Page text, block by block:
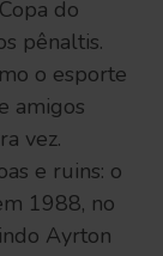
do
pênaltis.
o esporte
amigos
vez.
e ruins: o
1988, no
Ayrton